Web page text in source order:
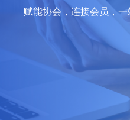
赋能协会，连接会员，